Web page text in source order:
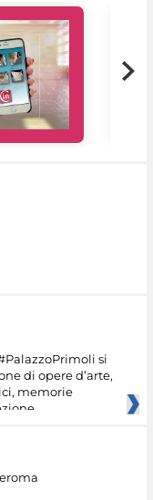
si
di opere d’arte,
memorie